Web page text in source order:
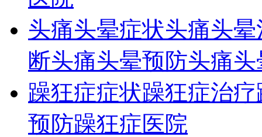
头痛头晕症状头痛头
断头痛头晕预防头痛
躁狂症症状躁狂症治疗
预防躁狂症医院